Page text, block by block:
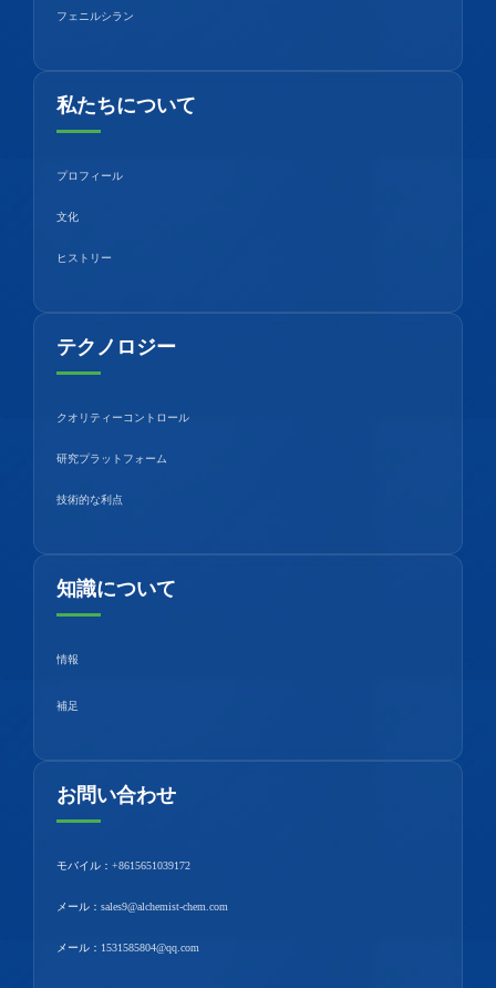
フェニルシラン
私たちについて
プロフィール
文化
ヒストリー
テクノロジー
クオリティーコントロール
研究プラットフォーム
技術的な利点
知識について
情報
補足
お問い合わせ
モバイル： +8615651039172
メール： sales9@alchemist-chem.com
メール： 1531585804@qq.com